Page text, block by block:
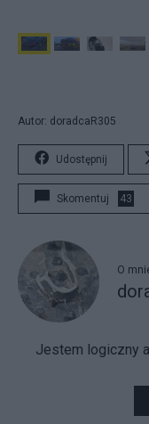
Autor: doradcaR305
Udostępnij
Skomentuj 43
O
Jestem logiczny